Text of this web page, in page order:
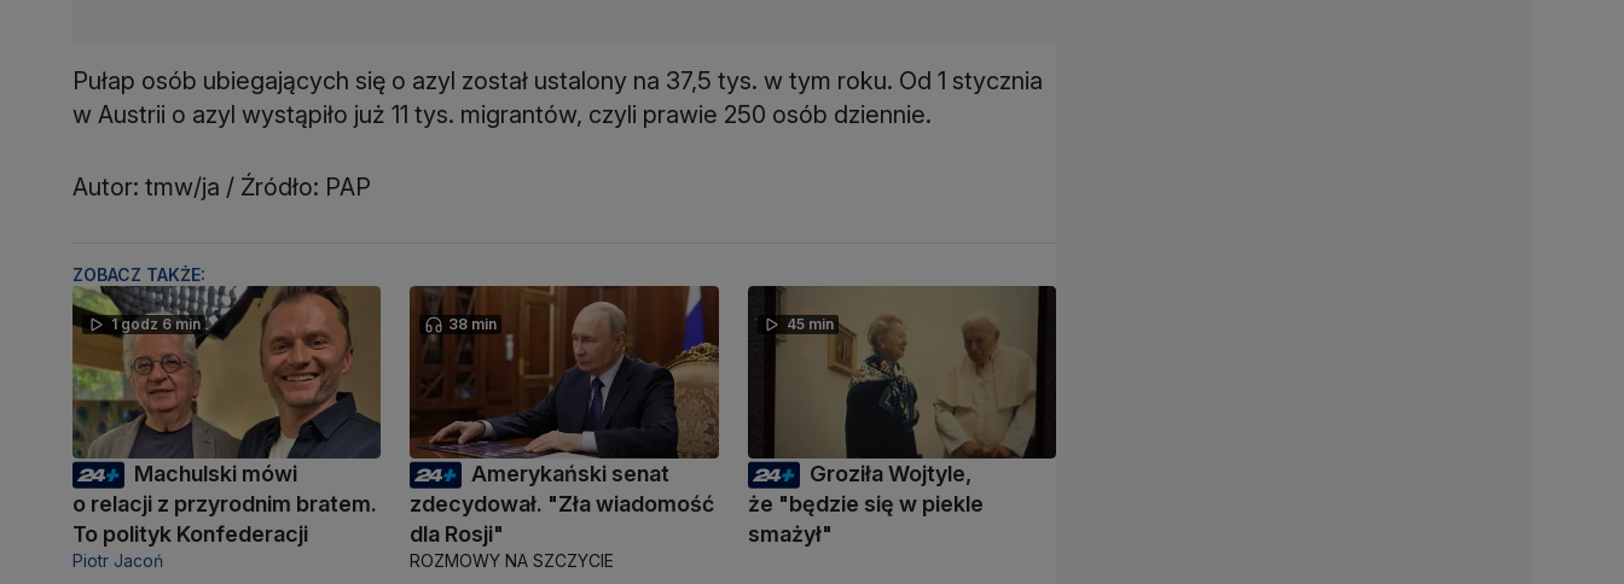
Pułap osób ubiegających się o azyl został ustalony na 37,5 tys. w tym roku. Od 1 stycznia
w Austrii o azyl wystąpiło już 11 tys. migrantów, czyli prawie 250 osób dziennie.
Autor: tmw/ja / Źródło: PAP
ZOBACZ TAKŻE:
1 godz 6 min
Machulski mówi
o relacji z przyrodnim bratem.
To polityk Konfederacji
Piotr Jacoń
38 min
Amerykański senat
zdecydował. "Zła wiadomość
dla Rosji"
ROZMOWY NA SZCZYCIE
45 min
Groziła Wojtyle,
że "będzie się w piekle
smażył"